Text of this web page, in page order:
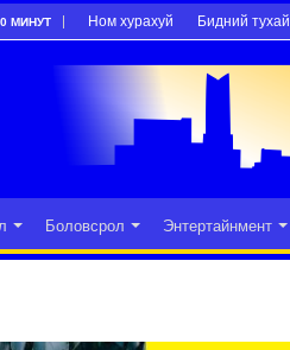
МИНУТ Ном хурахуй Бидний тухай
Боловсрол Энтертайнмент